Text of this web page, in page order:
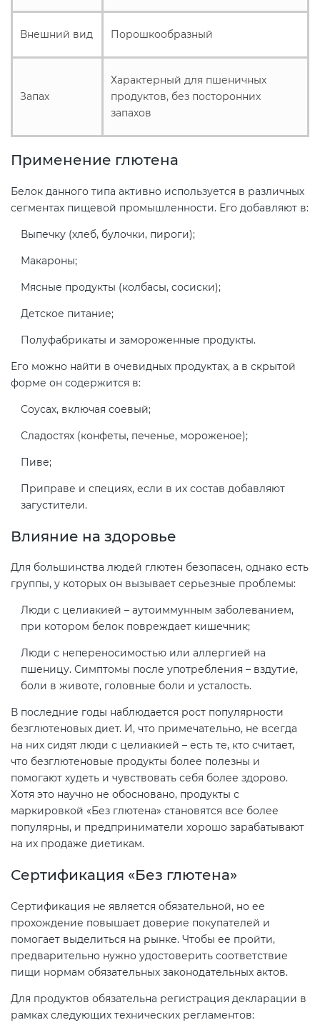
Внешний вид Порошкообразный
Запах
Характерный для пшеничных
продуктов, без посторонних
запахов
Применение глютена
Белок данного типа активно используется в различных
сегментах пищевой промышленности. Его добавляют в:
Выпечку (хлеб, булочки, пироги);
Макароны;
Мясные продукты (колбасы, сосиски);
Детское питание;
Полуфабрикаты и замороженные продукты.
Его можно найти в очевидных продуктах, а в скрытой
форме он содержится в:
Соусах, включая соевый;
Сладостях (конфеты, печенье, мороженое);
Пиве;
Приправе и специях, если в их состав добавляют
загустители.
Влияние на здоровье
Для большинства людей глютен безопасен, однако есть
группы, у которых он вызывает серьезные проблемы:
Люди с целиакией – аутоиммунным заболеванием,
при котором белок повреждает кишечник;
Люди с непереносимостью или аллергией на
пшеницу. Симптомы после употребления – вздутие,
боли в животе, головные боли и усталость.
В последние годы наблюдается рост популярности
безглютеновых диет. И, что примечательно, не всегда
на них сидят люди с целиакией – есть те, кто считает,
что безглютеновые продукты более полезны и
помогают худеть и чувствовать себя более здорово.
Хотя это научно не обосновано, продукты с
маркировкой «Без глютена» становятся все более
популярны, и предприниматели хорошо зарабатывают
на их продаже диетикам.
Сертификация «Без глютена»
Сертификация не является обязательной, но ее
прохождение повышает доверие покупателей и
помогает выделиться на рынке. Чтобы ее пройти,
предварительно нужно удостоверить соответствие
пищи нормам обязательных законодательных актов.
Для продуктов обязательна регистрация декларации в
рамках следующих технических регламентов: